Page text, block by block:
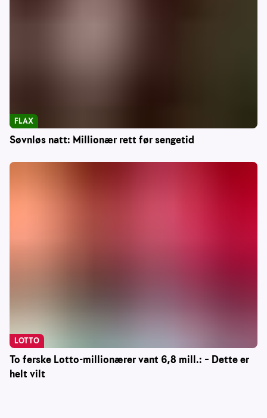
Søvnløs natt: Millionær rett før sengetid
FLAX
To ferske Lotto-millionærer vant 6,8 mill.: – Dette er
helt vilt
LOTTO